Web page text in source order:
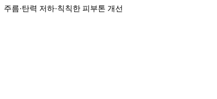
주름·탄력 저하·칙칙한 피부톤 개선